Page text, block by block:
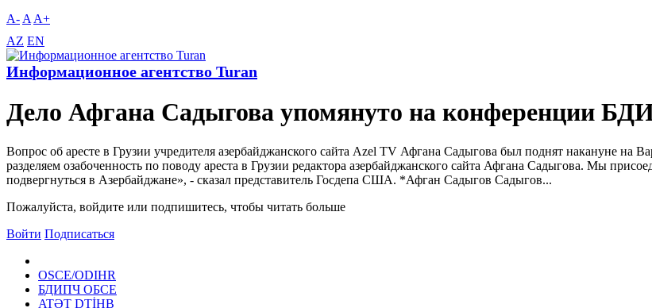
A- A A+
AZ EN
Информационное агентство Turan
Дело Афгана Садыгова упомянуто на конференции
Вопрос об аресте в Грузии учредителя азербайджанского сайта Azel TV Афгана Садыгова был поднят накануне
разделяем озабоченность по поводу ареста в Грузии редактора азербайджанского сайта Афгана Садыгова. Мы
подвергнуться в Азербайджане», - сказал представитель Госдепа США. *Афган Садыгов Садыгов...
Пожалуйста, войдите или подпишитесь, чтобы читать больше
Войти Подписаться
OSCE/ODIHR
БДИПЧ ОБСЕ
ATƏT DTİHB